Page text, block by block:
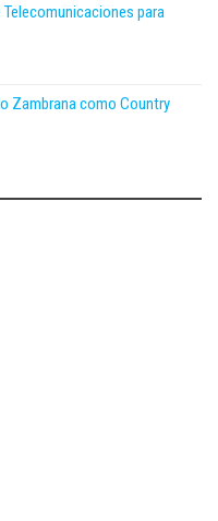
para
Zambrana como Country